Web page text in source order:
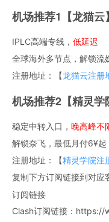
机场推荐1【龙猫云】
IPLC高端专线， 低延迟
全球海外多节点，解锁流
注册地址：【龙猫云注册
机场推荐2【精灵学
稳定中转入口， 晚高峰不
解锁奈飞，最低月付6¥起
注册地址：【精灵学院注
复制下方订阅链接到对应
订阅链接
Clash订阅链接：